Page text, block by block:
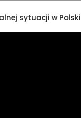
sytuacji w